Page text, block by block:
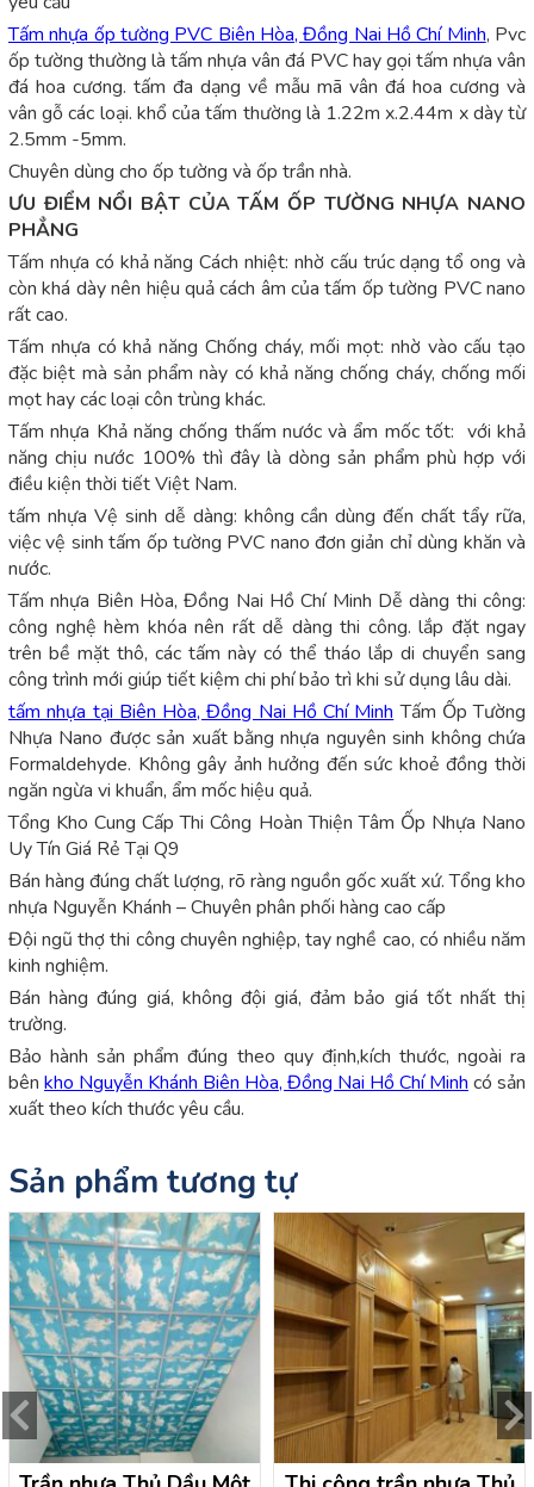
Tấm nhựa ốp tường PVC Biên Hòa, Đồng Nai Hồ Chí Minh, Pvc
ốp tường thường là tấm nhựa vân đá PVC hay gọi tấm nhựa vân
đá hoa cương. tấm đa dạng về mẫu mã vân đá hoa cương và
vân gỗ các loại. khổ của tấm thường là 1.22m x.2.44m x dày từ
2.5mm -5mm.
Chuyên dùng cho ốp tường và ốp trần nhà.
ƯU ĐIỂM NỔI BẬT CỦA TẤM ỐP TƯỜNG NHỰA NANO
PHẲNG
Tấm nhựa có khả năng Cách nhiệt: nhờ cấu trúc dạng tổ ong và
còn khá dày nên hiệu quả cách âm của tấm ốp tường PVC nano
rất cao.
Tấm nhựa có khả năng Chống cháy, mối mọt: nhờ vào cấu tạo
đặc biệt mà sản phẩm này có khả năng chống cháy, chống mối
mọt hay các loại côn trùng khác.
Tấm nhựa Khả năng chống thấm nước và ẩm mốc tốt: với khả
năng chịu nước 100% thì đây là dòng sản phẩm phù hợp với
điều kiện thời tiết Việt Nam.
tấm nhựa Vệ sinh dễ dàng: không cần dùng đến chất tẩy rữa,
việc vệ sinh tấm ốp tường PVC nano đơn giản chỉ dùng khăn và
nước.
Tấm nhựa Biên Hòa, Đồng Nai Hồ Chí Minh Dễ dàng thi công:
công nghệ hèm khóa nên rất dễ dàng thi công. lắp đặt ngay
trên bề mặt thô, các tấm này có thể tháo lắp di chuyển sang
công trình mới giúp tiết kiệm chi phí bảo trì khi sử dụng lâu dài.
tấm nhựa tại Biên Hòa, Đồng Nai Hồ Chí Minh Tấm Ốp Tường
Nhựa Nano được sản xuất bằng nhựa nguyên sinh không chứa
Formaldehyde. Không gây ảnh hưởng đến sức khoẻ đồng thời
ngăn ngừa vi khuẩn, ẩm mốc hiệu quả.
Tổng Kho Cung Cấp Thi Công Hoàn Thiện Tâm Ốp Nhựa Nano
Uy Tín Giá Rẻ Tại Q9
Bán hàng đúng chất lượng, rõ ràng nguồn gốc xuất xứ. Tổng kho
nhựa Nguyễn Khánh – Chuyên phân phối hàng cao cấp
Đội ngũ thợ thi công chuyên nghiệp, tay nghề cao, có nhiều năm
kinh nghiệm.
Bán hàng đúng giá, không đội giá, đảm bảo giá tốt nhất thị
trường.
Bảo hành sản phẩm đúng theo quy định,kích thước, ngoài ra
bên kho Nguyễn Khánh Biên Hòa, Đồng Nai Hồ Chí Minh có sản
xuất theo kích thước yêu cầu.
Sản phẩm tương tự